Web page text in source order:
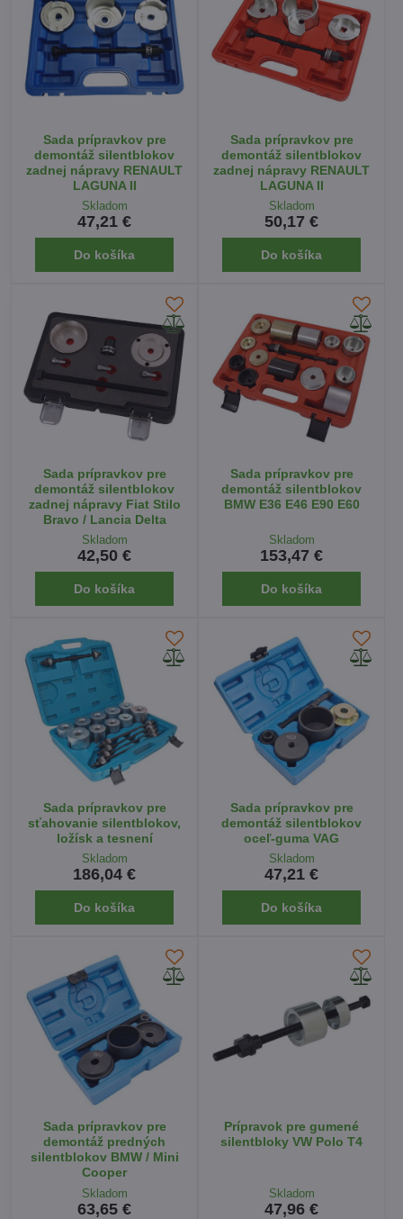
Sada prípravkov pre
demontáž silentblokov
zadnej nápravy RENAULT
LAGUNA II
Skladom
47,21 €
Do košíka
Sada prípravkov pre
demontáž silentblokov
zadnej nápravy RENAULT
LAGUNA II
Skladom
50,17 €
Do košíka
Sada prípravkov pre
demontáž silentblokov
zadnej nápravy Fiat Stilo
Bravo / Lancia Delta
Skladom
42,50 €
Do košíka
Sada prípravkov pre
demontáž silentblokov
BMW E36 E46 E90 E60
Skladom
153,47 €
Do košíka
Sada prípravkov pre
sťahovanie silentblokov,
ložísk a tesnení
Skladom
186,04 €
Do košíka
Sada prípravkov pre
demontáž silentblokov
oceľ-guma VAG
Skladom
47,21 €
Do košíka
Sada prípravkov pre
demontáž predných
silentblokov BMW / Mini
Cooper
Skladom
63,65 €
Prípravok pre gumené
silentbloky VW Polo T4
Skladom
47,96 €